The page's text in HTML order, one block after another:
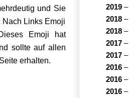
und Sie
Nach Links Emoji
Emoji hat
sollte auf allen
erhalten.
2019 –
2018 –
2018 –
2017 –
2017 –
2016 –
2016 –
2016 –